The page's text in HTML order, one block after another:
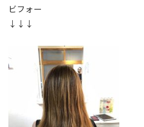
ビフォー
↓↓↓